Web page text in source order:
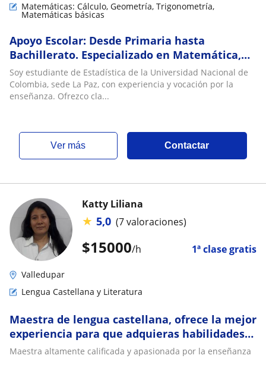
Matemáticas: Cálculo, Geometría, Trigonometría,
Matemáticas básicas
Apoyo Escolar: Desde Primaria hasta
Bachillerato. Especializado en Matemática,
física y cualquier relación con números
Soy estudiante de Estadística de la Universidad Nacional de
Colombia, sede La Paz, con experiencia y vocación por la
enseñanza. Ofrezco cla...
ver más Contactar
$15000/h 1ª clase gratis
Katty Liliana
★ 5,0 (7 valoraciones)
Valledupar
Lengua Castellana y Literatura
Maestra de lengua castellana, ofrece la mejor
experiencia para que adquieras habilidades
en la materia
Maestra altamente calificada y apasionada por la enseñanza